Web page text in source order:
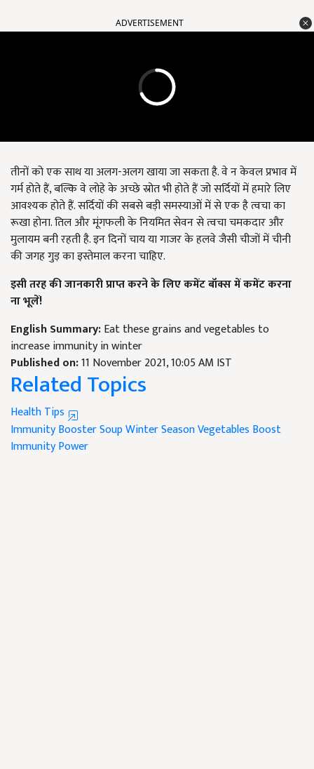
ADVERTISEMENT
तीनों को एक साथ या अलग-अलग खाया जा सकता है. वे न केवल प्रभाव में
गर्म होते हैं, बल्कि वे लोहे के अच्छे स्रोत भी होते हैं जो सर्दियों में हमारे लिए
आवश्यक होते हैं. सर्दियों की सबसे बड़ी समस्याओं में से एक है त्वचा का
रूखा होना. तिल और मूंगफली के नियमित सेवन से त्वचा चमकदार और
मुलायम बनी रहती है. इन दिनों चाय या गाजर के हलवे जैसी चीजों में चीनी
की जगह गुड़ का इस्तेमाल करना चाहिए.
इसी तरह की जानकारी प्राप्त करने के लिए कमेंट बॉक्स में कमेंट करना
ना भूलें!
English Summary:Eat these grains and vegetables to
increase immunity in winter
Published on:11 November 2021, 10:05 AM IST
Related Topics
Health Tips
Immunity Booster SoupWinter Season Vegetables Boost
Immunity Power